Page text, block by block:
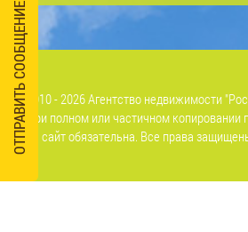
2010 - 2026 Агентство недвижимости
При полном или частичном копировании
на сайт обязательна. Все права
ОТПРАВИТЬ СООБЩЕНИЕ